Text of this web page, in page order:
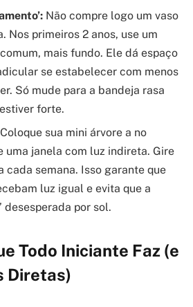
Não compre logo um vaso
Nos primeiros 2 anos, use um
mais fundo. Ele dá espaço
se estabelecer com menos
Só mude para a bandeja rasa
forte.
Coloque sua mini árvore a no
uma janela com luz indireta. Gire
cada semana. Isso garante que
luz igual e evita que a
desesperada por sol.
Todo Iniciante Faz (e
Diretas)